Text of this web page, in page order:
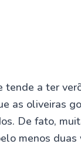
a ter
as oliveiras
De fato,
menos duas